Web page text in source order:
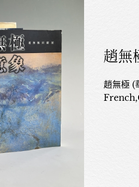
趙無
趙無極